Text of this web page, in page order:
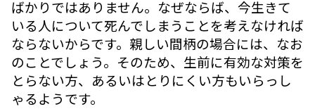
ばかりではありません。なぜならば、今生きて
いる人について死んでしまうことを考えなければ
ならないからです。親しい間柄の場合には、なお
のことでしょう。そのため、生前に有効な対策を
とらない方、あるいはとりにくい方もいらっし
ゃるようです。